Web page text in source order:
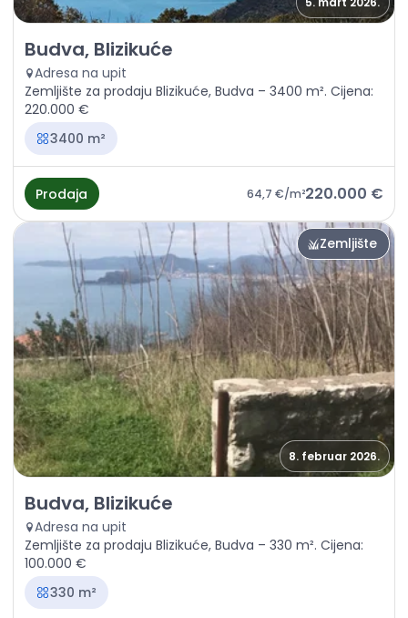
Prodaja - Zemljište Budva, Blizikuće
Budva, Blizikuće
Adresa na upit
Zemljište za prodaju Blizikuće, Budva – 3400 m². Cijena:
220.000 €
3400 m²
Prodaja 64,7 €/m²220.000 €
Zemljište
8. februar 2026.
Prodaja - Zemljište Budva, Blizikuće
Budva, Blizikuće
Adresa na upit
Zemljište za prodaju Blizikuće, Budva – 330 m². Cijena:
100.000 €
330 m²